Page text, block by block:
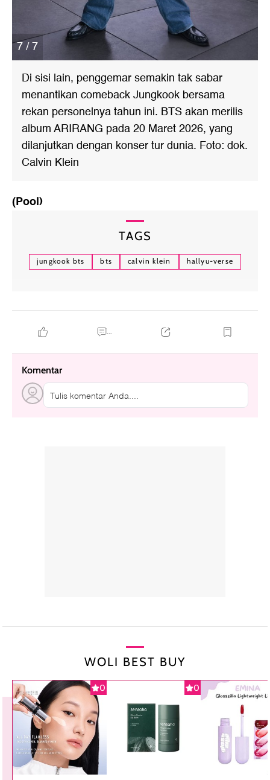
7 / 7
Di sisi lain, penggemar semakin tak sabar
menantikan comeback Jungkook bersama
rekan personelnya tahun ini. BTS akan merilis
album ARIRANG pada 20 Maret 2026, yang
dilanjutkan dengan konser tur dunia. Foto: dok.
Calvin Klein
(Pool)
TAGS
jungkook bts bts calvin klein hallyu-verse
...
Komentar
Tulis komentar Anda....
WOLI BEST BUY
0 0